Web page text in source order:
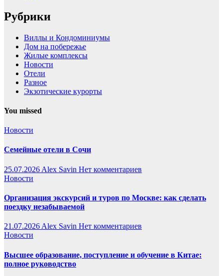
Рубрики
Виллы и Кондоминиумы
Дом на побережье
Жилые комплексы
Новости
Отели
Разное
Экзотические курорты
You missed
Новости
Семейные отели в Сочи
25.07.2026 Alex Savin Нет комментариев
Новости
Организация экскурсий и туров по Москве: как сделать
поездку незабываемой
21.07.2026 Alex Savin Нет комментариев
Новости
Высшее образование, поступление и обучение в Китае:
полное руководство